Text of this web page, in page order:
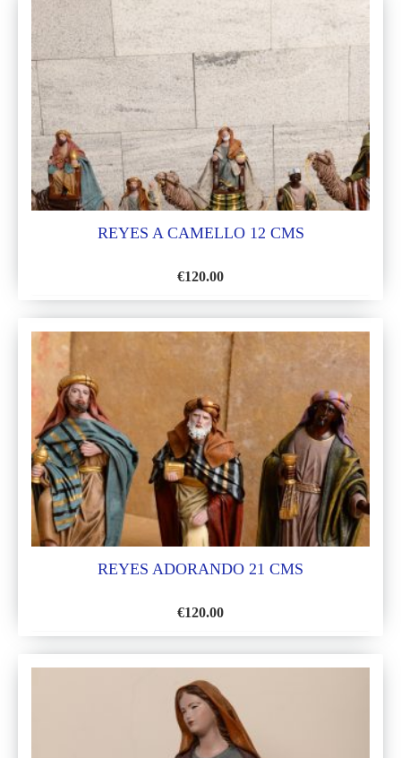
DE
DESEOS
REYES A CAMELLO 12 CMS
€120.00
A
LA
LISTA
DE
DESEOS
REYES ADORANDO 21 CMS
€120.00
A
LISTA
DE